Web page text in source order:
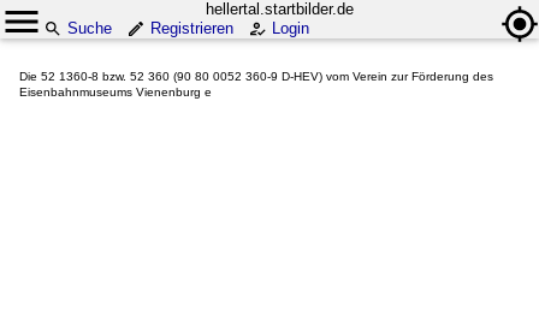
hellertal.startbilder.de
Suche
Registrieren Login
Die 52 1360-8 bzw. 52 360 (90 80 0052 360-9 D-HEV) vom Verein zur Förderung des
Eisenbahnmuseums Vienenburg e